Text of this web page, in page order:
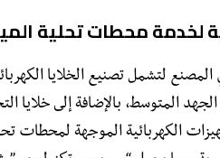
لخدمة محطات تحلية
المصنع لتشمل تصنيع الخلايا
المتوسط، بالإضافة إلى
الكهربائية الموجهة لمحطات